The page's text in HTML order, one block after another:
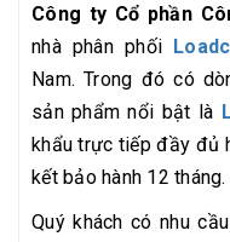
Công ty Cổ phần
nhà phân phối
Nam. Trong đó có
sản phẩm nổi bật là
khẩu trực tiếp đầy đủ
kết bảo hành 12 tháng.
Quý khách có nhu